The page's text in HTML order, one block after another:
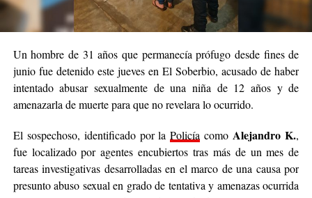
Un hombre de 31 años que permanecía prófugo desde fines de
junio fue detenido este jueves en El Soberbio, acusado de haber
intentado abusar sexualmente de una niña de 12 años y de
amenazarla de muerte para que no revelara lo ocurrido.
El sospechoso, identificado por laPolicía como Alejandro K.,
fue localizado por agentes encubiertos tras más de un mes de
tareas investigativas desarrolladas en el marco de una causa por
presunto abuso sexual en grado de tentativa y amenazas ocurrida